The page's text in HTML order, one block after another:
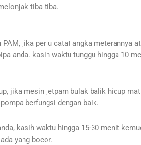
tiba tiba.
jika perlu catat angka meterannya
anda. kasih waktu tunggu hingga 10
jika mesin jetpam bulak balik hidup
berfungsi dengan baik.
kasih waktu hingga 15-30 menit
yang bocor.